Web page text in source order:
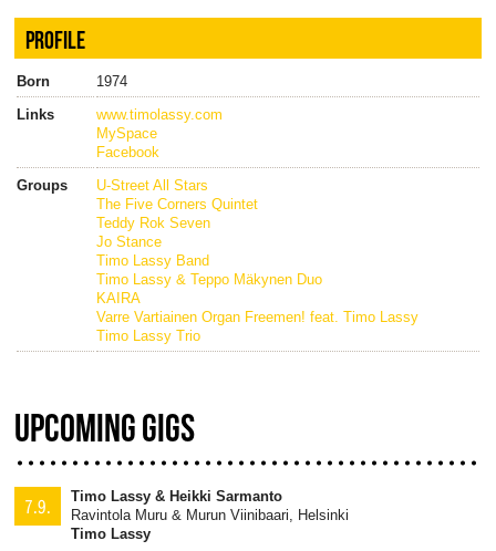
PROFILE
Born
1974
Links
www.timolassy.com
MySpace
Facebook
Groups
U-Street All Stars
The Five Corners Quintet
Teddy Rok Seven
Jo Stance
Timo Lassy Band
Timo Lassy & Teppo Mäkynen Duo
KAIRA
Varre Vartiainen Organ Freemen! feat. Timo Lassy
Timo Lassy Trio
UPCOMING GIGS
7.9.
Timo Lassy & Heikki Sarmanto
Ravintola Muru & Murun Viinibaari, Helsinki
Timo Lassy